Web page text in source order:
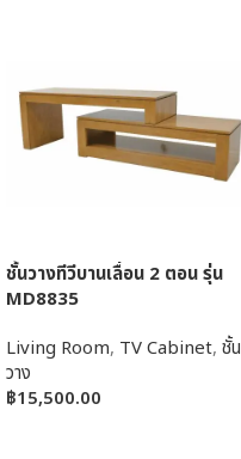
ชั้นวางทีวีบานเลื่อน 2 ตอน รุ่น
MD8835
Living Room, TV Cabinet, ชั้น
วาง
฿15,500.00